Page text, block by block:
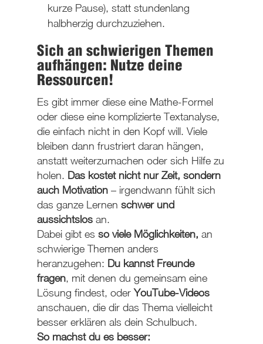
kurze Pause), statt stundenlang
halbherzig durchzuziehen.
Sich an schwierigen Themen
aufhängen: Nutze deine
Ressourcen!
Es gibt immer diese eine Mathe-Formel
oder diese eine komplizierte Textanalyse,
die einfach nicht in den Kopf will. Viele
bleiben dann frustriert daran hängen,
anstatt weiterzumachen oder sich Hilfe zu
holen. Das kostet nicht nur Zeit, sondern
auch Motivation– irgendwann fühlt sich
das ganze Lernen schwer und
aussichtslosan.
Dabei gibt es so viele Möglichkeiten, an
schwierige Themen anders
heranzugehen: Du kannst Freunde
fragen, mit denen du gemeinsam eine
Lösung findest, oderYouTube-Videos
anschauen, die dir das Thema vielleicht
besser erklären als dein Schulbuch.
So machst du es besser: